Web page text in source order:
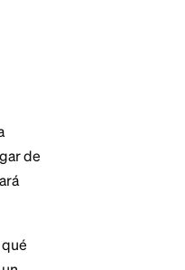
intentos fallidos pueden
pero no sabes la